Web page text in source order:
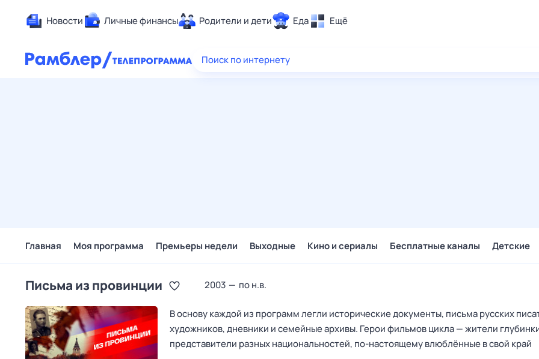
Новости Личные финансы Родители и дети Еда Ещё
Здоровье
Поиск по интернету
Главная Моя программа Премьеры недели Выходные Кино и сериалы Бесплатные каналы Детские
Письма из провинции 2003 — по н.в.
В основу каждой из программ легли исторические документы, письма русских
художников, дневники и семейные архивы. Герои фильмов цикла — жители
представители разных национальностей, по-настоящему влюблённые в свой край